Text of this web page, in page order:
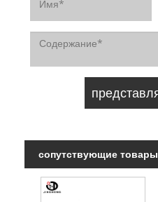
сопутствующие товары